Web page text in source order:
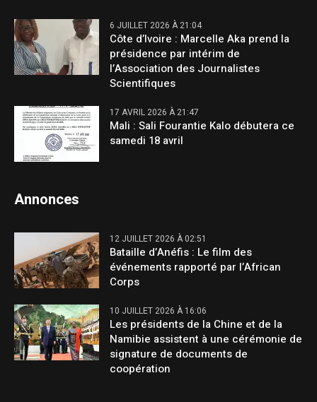
6 JUILLET 2026 À 21:04
Côte d’Ivoire : Marcelle Aka prend la
présidence par intérim de
l’Association des Journalistes
Scientifiques
17 AVRIL 2026 À 21:47
Mali : Sali Fourantie Kalo débutera ce
samedi 18 avril
Annonces
12 JUILLET 2026 À 02:51
Bataille d’Anéfis : Le film des
événements rapporté par l’African
Corps
10 JUILLET 2026 À 16:06
Les présidents de la Chine et de la
Namibie assistent à une cérémonie de
signature de documents de
coopération